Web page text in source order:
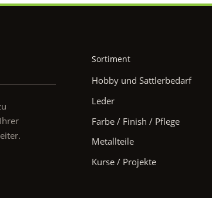
Sortiment
Hobby und Sattlerbedarf
Leder
Farbe / Finish / Pflege
Metallteile
Kurse / Projekte